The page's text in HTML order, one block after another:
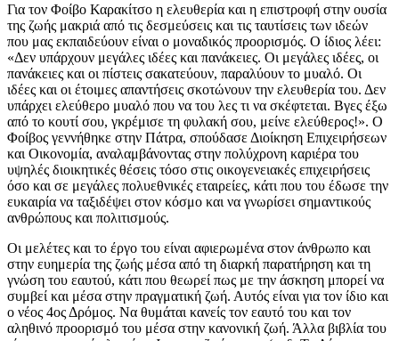
Για τον Φοίβο Καρακίτσο η ελευθερία και η επιστροφή στην ουσία
της ζωής μακριά από τις δεσμεύσεις και τις ταυτίσεις των ιδεών
που μας εκπαιδεύουν είναι ο μοναδικός προορισμός. Ο ίδιος λέει:
«Δεν υπάρχουν μεγάλες ιδέες και πανάκειες. Οι μεγάλες ιδέες, οι
πανάκειες και οι πίστεις σακατεύουν, παραλύουν το μυαλό. Οι
ιδέες και οι έτοιμες απαντήσεις σκοτώνουν την ελευθερία του. Δεν
υπάρχει ελεύθερο μυαλό που να του λες τι να σκέφτεται. Βγες έξω
από το κουτί σου, γκρέμισε τη φυλακή σου, μείνε ελεύθερος!». Ο
Φοίβος γεννήθηκε στην Πάτρα, σπούδασε Διοίκηση Επιχειρήσεων
και Οικονομία, αναλαμβάνοντας στην πολύχρονη καριέρα του
υψηλές διοικητικές θέσεις τόσο στις οικογενειακές επιχειρήσεις
όσο και σε μεγάλες πολυεθνικές εταιρείες, κάτι που του έδωσε την
ευκαιρία να ταξιδέψει στον κόσμο και να γνωρίσει σημαντικούς
ανθρώπους και πολιτισμούς.
Οι μελέτες και το έργο του είναι αφιερωμένα στον άνθρωπο και
στην ευημερία της ζωής μέσα από τη διαρκή παρατήρηση και τη
γνώση του εαυτού, κάτι που θεωρεί πως με την άσκηση μπορεί να
συμβεί και μέσα στην πραγματική ζωή. Αυτός είναι για τον ίδιο και
ο νέος 4ος Δρόμος. Να θυμάται κανείς τον εαυτό του και τον
αληθινό προορισμό του μέσα στην κανονική ζωή. Άλλα βιβλία του